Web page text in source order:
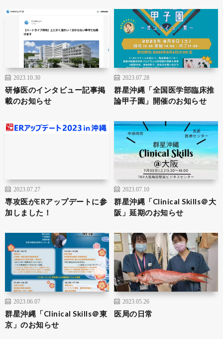
2023.10.30
研修医のインタビュー記事掲
載のお知らせ
2023.07.28
群星沖縄「全国医学部臨床推
論甲子園」開催のお知らせ
2023.07.27
専攻医がERアップデートに参
加しました！
2023.07.10
群星沖縄「Clinical Skills＠大
阪」延期のお知らせ
2023.06.07
群星沖縄「Clinical Skills＠東
京」のお知らせ
2023.05.26
医局の日常